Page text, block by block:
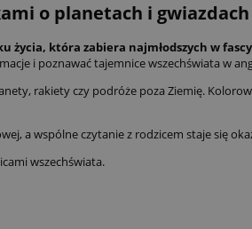
o planetach i gwiazdach
która zabiera najmłodszych w
i poznawać tajemnice wszechświata w
rakiety czy podróże poza Ziemię.
a wspólne czytanie z rodzicem staje się
wszechświata.